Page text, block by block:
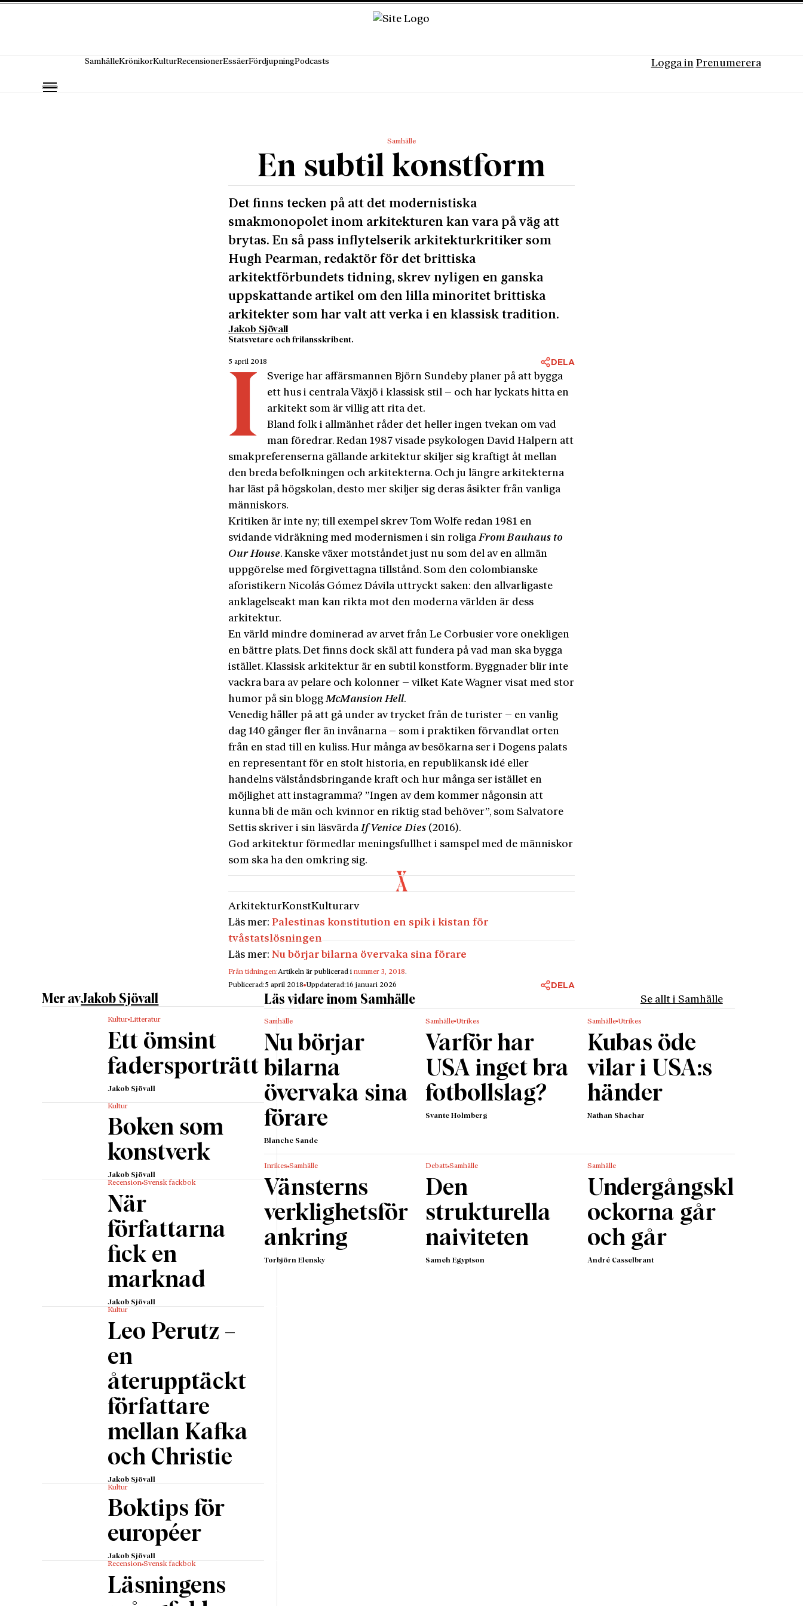
SamhälleKrönikorKulturRecensionerEssäerFördjupningPodcasts Logga in Prenumerera
Samhälle
En subtil konstform
Det finns tecken på att det modernistiska
smakmonopolet inom arkitekturen kan vara på väg att
brytas. En så pass inflytelserik arkitekturkritiker som
Hugh Pearman, redaktör för det brittiska
arkitektförbundets tidning, skrev nyligen en ganska
uppskattande artikel om den lilla minoritet brittiska
arkitekter som har valt att verka i en klassisk tradition.
Jakob Sjövall
Statsvetare och frilansskribent.
5 april 2018 DELA
I
Sverige har affärsmannen Björn Sundeby planer på att bygga
ett hus i centrala Växjö i klassisk stil – och har lyckats hitta en
arkitekt som är villig att rita det.
Bland folk i allmänhet råder det heller ingen tvekan om vad
man föredrar. Redan 1987 visade psykologen David Halpern att
smakpreferenserna gällande arkitektur skiljer sig kraftigt åt mellan
den breda befolkningen och arkitekterna. Och ju längre arkitekterna
har läst på högskolan, desto mer skiljer sig deras åsikter från vanliga
människors.
Kritiken är inte ny; till exempel skrev Tom Wolfe redan 1981 en
svidande vidräkning med modernismen i sin roligaFrom Bauhaus to
Our House. Kanske växer motståndet just nu som del av en allmän
uppgörelse med förgivettagna tillstånd. Som den colombianske
aforistikern Nicolás Gómez Dávila uttryckt saken: den allvarligaste
anklagelseakt man kan rikta mot den moderna världen är dess
arkitektur.
En värld mindre dominerad av arvet från Le Corbusier vore onekligen
en bättre plats. Det finns dock skäl att fundera på vad man ska bygga
istället. Klassisk arkitektur är en subtil konstform. Byggnader blir inte
vackra bara av pelare och kolonner – vilket Kate Wagner visat med stor
humor på sin bloggMcMansion Hell.
Venedig håller på att gå under av trycket från de turister – en vanlig
dag 140 gånger fler än invånarna – som i praktiken förvandlat orten
från en stad till en kuliss. Hur många av besökarna ser i Dogens palats
en representant för en stolt historia, en republikansk idé eller
handelns välståndsbringande kraft och hur många ser istället en
möjlighet att instagramma? ”Ingen av dem kommer någonsin att
kunna bli de män och kvinnor en riktig stad behöver”, som Salvatore
Settis skriver i sin läsvärdaIf Venice Dies (2016).
God arkitektur förmedlar meningsfullhet i samspel med de människor
som ska ha den omkring sig.
ArkitekturKonstKulturarv
Läs mer:Palestinas konstitution en spik i kistan för
tvåstatslösningen
Läs mer:Nu börjar bilarna övervaka sina förare
Från tidningen:Artikeln är publicerad inummer 3, 2018.
Publicerad:5 april 2018 Uppdaterad:16 januari 2026 DELA
Mer avJakob Sjövall
Kultur Litteratur
Ett ömsint
fadersporträtt
Jakob Sjövall
Kultur
Boken som
konstverk
Jakob Sjövall
Recension Svensk fackbok
När
författarna
fick en
marknad
Jakob Sjövall
Kultur
Leo Perutz –
en
återupptäckt
författare
mellan Kafka
och Christie
Jakob Sjövall
Kultur
Boktips för
européer
Jakob Sjövall
Recension Svensk fackbok
Läsningens
Läs vidare inom Samhälle Se allt i Samhälle
Samhälle
Nu börjar
bilarna
övervaka sina
förare
Blanche Sande
Samhälle Utrikes
Varför har
USA inget bra
fotbollslag?
Svante Holmberg
Samhälle Utrikes
Kubas öde
vilar i USA:s
händer
Nathan Shachar
Inrikes Samhälle
Vänsterns
verklighetsför
ankring
Torbjörn Elensky
Debatt Samhälle
Den
strukturella
naiviteten
Sameh Egyptson
Samhälle
Undergångskl
ockorna går
och går
André Casselbrant